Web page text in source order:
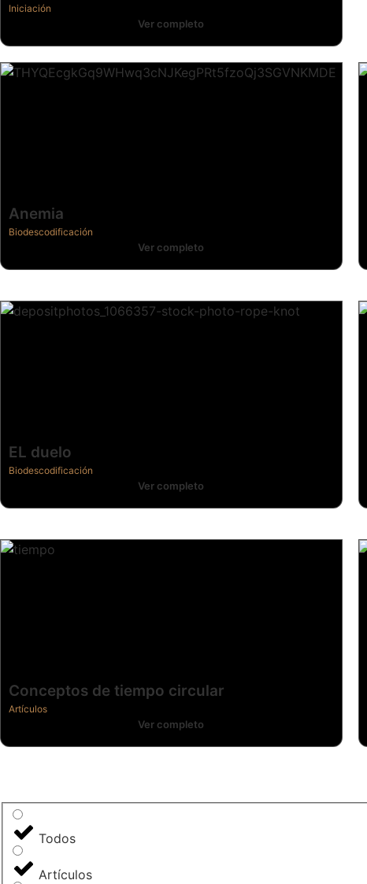
Iniciación
Ver completo
Anemia
Biodescodificación
Ver completo
EL duelo
Biodescodificación
Ver completo
Conceptos de tiempo circular
Artículos
Ver completo
Todos
Artículos